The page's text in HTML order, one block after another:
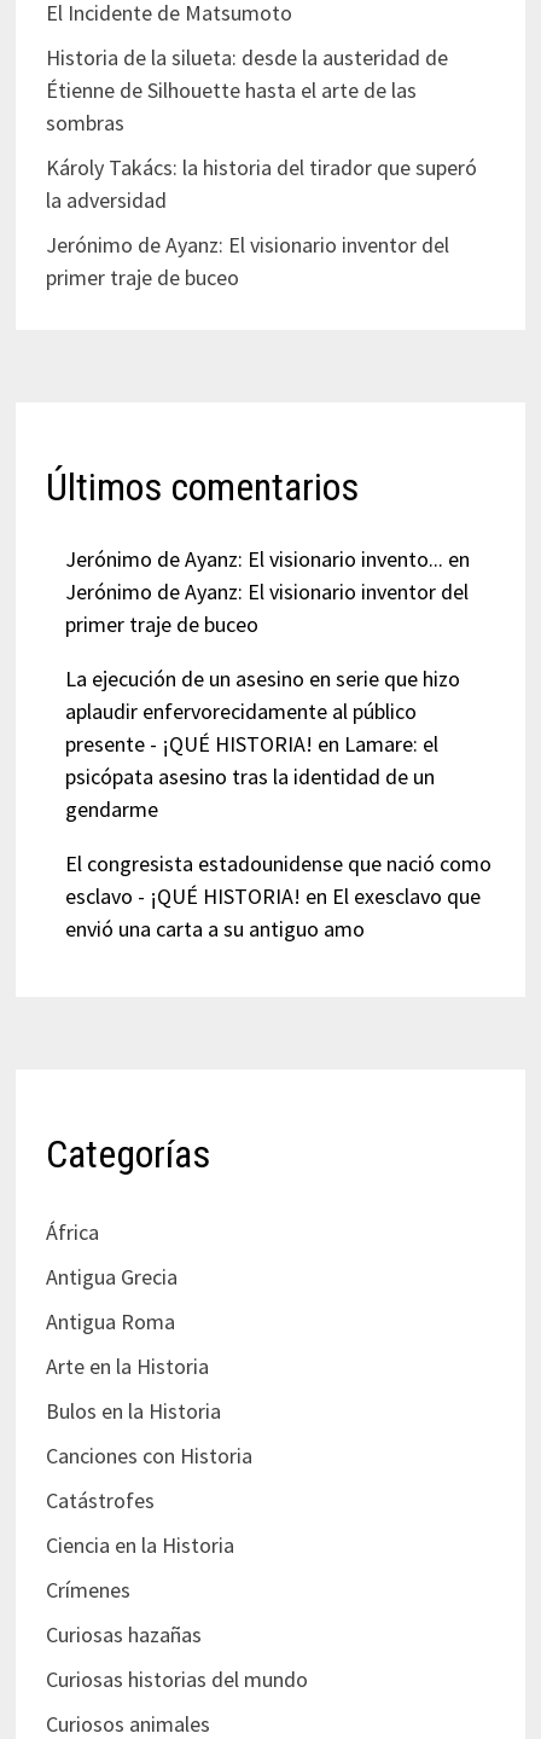
El Incidente de Matsumoto
Historia de la silueta: desde la austeridad de
Étienne de Silhouette hasta el arte de las
sombras
Károly Takács: la historia del tirador que superó
la adversidad
Jerónimo de Ayanz: El visionario inventor del
primer traje de buceo
Últimos comentarios
Jerónimo de Ayanz: El visionario invento... en
Jerónimo de Ayanz: El visionario inventor del
primer traje de buceo
La ejecución de un asesino en serie que hizo
aplaudir enfervorecidamente al público
presente - ¡QUÉ HISTORIA! en Lamare: el
psicópata asesino tras la identidad de un
gendarme
El congresista estadounidense que nació como
esclavo - ¡QUÉ HISTORIA! en El exesclavo que
envió una carta a su antiguo amo
Categorías
África
Antigua Grecia
Antigua Roma
Arte en la Historia
Bulos en la Historia
Canciones con Historia
Catástrofes
Ciencia en la Historia
Crímenes
Curiosas hazañas
Curiosas historias del mundo
Curiosos animales